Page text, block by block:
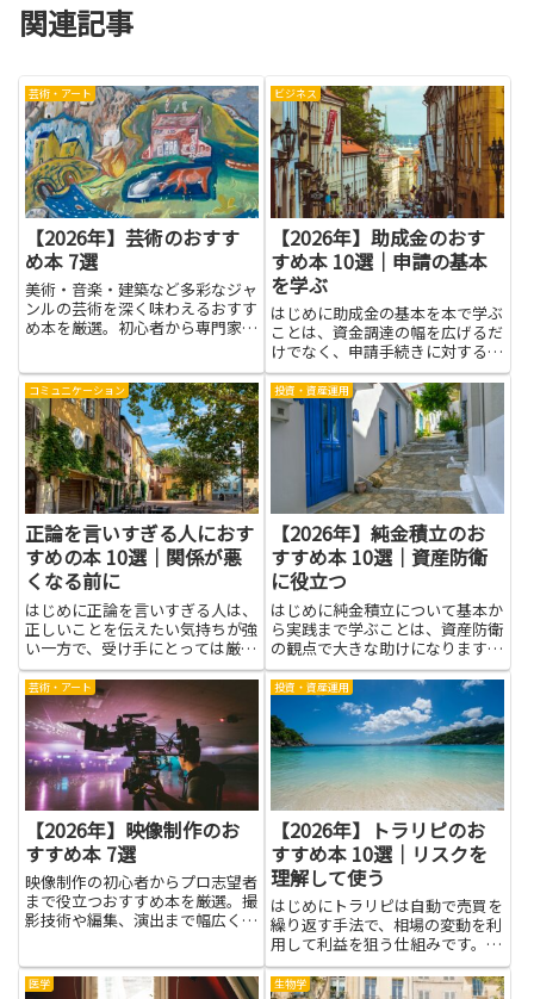
関連記事
芸術・アート
【2026年】芸術のおすす
め本 7選
美術・音楽・建築など多彩なジャ
ンルの芸術を深く味わえるおすす
め本を厳選。初心者から専門家ま
ビジネス
【2026年】助成金のおす
すめ本 10選｜申請の基本
を学ぶ
はじめに助成金の基本を本で学ぶ
ことは、資金調達の幅を広げるだ
けでなく、申請手続きに対する不
安を減らし、実務の精度を高めま
す。書籍を通して制度の目的や対
象、必要書類の整理、事業計画や
予算の立て方、報告や会計のポイ
ントを学べば、準備作業が効率
コミュニケーション
正論を言いすぎる人におす
すめの本 10選｜関係が悪
くなる前に
はじめに正論を言いすぎる人は、
正しいことを伝えたい気持ちが強
い一方で、受け手にとっては厳し
く聞こえることがあります。本を
読むことで、なぜそうした言い方
になるのかを心理学やコミュニケ
ーションの視点から理解でき、感
情と論理のバランスの取り方を
学...
投資・資産運用
【2026年】純金積立のお
すすめ本 10選｜資産防衛
に役立つ
はじめに純金積立について基本か
ら実践まで学ぶことは、資産防衛
の観点で大きな助けになります。
本記事で紹介する書籍を通じて、
金の特性や価格変動のしくみ、積
立のメリットとリスク、手数料や
保管方法といった実務的なポイン
トまで幅広く理解できます。知
識...
芸術・アート
【2026年】映像制作のお
すすめ本 7選
映像制作の初心者からプロ志望者
まで役立つおすすめ本を厳選。撮
影技術や編集、演出まで幅広く学
投資・資産運用
【2026年】トラリピのお
すすめ本 10選｜リスクを
理解して使う
はじめにトラリピは自動で売買を
繰り返す手法で、相場の変動を利
用して利益を狙う仕組みです。本
記事で紹介する本を読むことで、
トラリピの基本的な仕組みや運用
医学 生物学